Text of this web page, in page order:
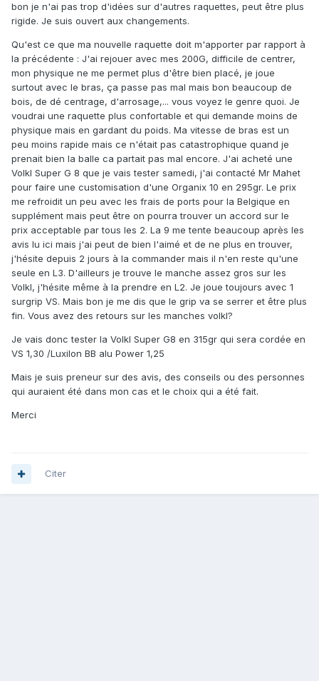
bon je n'ai pas trop d'idées sur d'autres raquettes, peut être plus
rigide. Je suis ouvert aux changements.
Qu'est ce que ma nouvelle raquette doit m'apporter par rapport à
la précédente : J'ai rejouer avec mes 200G, difficile de centrer,
mon physique ne me permet plus d'être bien placé, je joue
surtout avec le bras, ça passe pas mal mais bon beaucoup de
bois, de dé centrage, d'arrosage,... vous voyez le genre quoi. Je
voudrai une raquette plus confortable et qui demande moins de
physique mais en gardant du poids. Ma vitesse de bras est un
peu moins rapide mais ce n'était pas catastrophique quand je
prenait bien la balle ca partait pas mal encore. J'ai acheté une
Volkl Super G 8 que je vais tester samedi, j'ai contacté Mr Mahet
pour faire une customisation d'une Organix 10 en 295gr. Le prix
me refroidit un peu avec les frais de ports pour la Belgique en
supplément mais peut être on pourra trouver un accord sur le
prix acceptable par tous les 2. La 9 me tente beaucoup après les
avis lu ici mais j'ai peut de bien l'aimé et de ne plus en trouver,
j'hésite depuis 2 jours à la commander mais il n'en reste qu'une
seule en L3. D'ailleurs je trouve le manche assez gros sur les
Volkl, j'hésite même à la prendre en L2. Je joue toujours avec 1
surgrip VS. Mais bon je me dis que le grip va se serrer et être plus
fin. Vous avez des retours sur les manches volkl?
Je vais donc tester la Volkl Super G8 en 315gr qui sera cordée en
VS 1,30 /Luxilon BB alu Power 1,25
Mais je suis preneur sur des avis, des conseils ou des personnes
qui auraient été dans mon cas et le choix qui a été fait.
Merci
Citer